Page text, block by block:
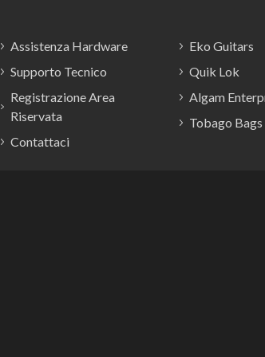
Assistenza Hardware
Supporto Tecnico
Registrazione Area
Riservata
Contattaci
Eko Guitars
Quik Lok
Algam
Tobago Bags